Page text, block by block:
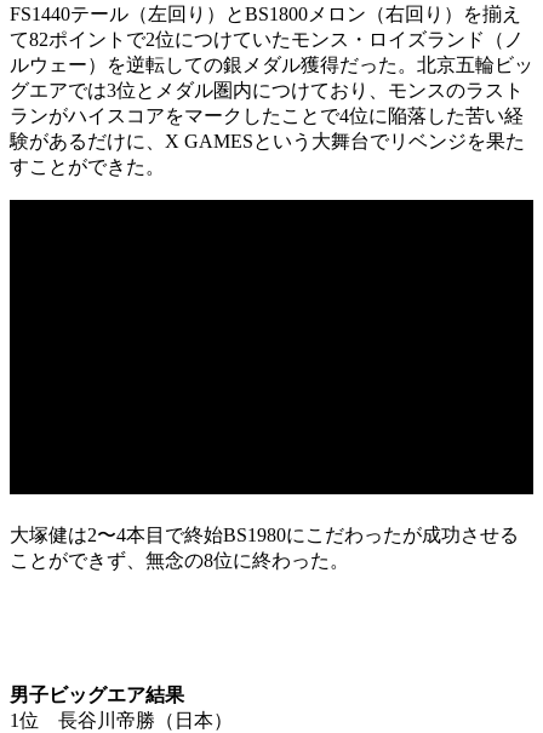
FS1440テール（左回り）とBS1800メロン（右回り）を揃え
て82ポイントで2位につけていたモンス・ロイズランド（ノ
ルウェー）を逆転しての銀メダル獲得だった。北京五輪ビッ
グエアでは3位とメダル圏内につけており、モンスのラスト
ランがハイスコアをマークしたことで4位に陥落した苦い経
験があるだけに、X GAMESという大舞台でリベンジを果た
すことができた。
大塚健は2〜4本目で終始BS1980にこだわったが成功させる
ことができず、無念の8位に終わった。
男子ビッグエア結果
1位 長谷川帝勝（日本）